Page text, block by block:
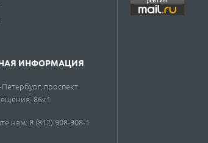
ИНФОРМАЦИЯ
проспект
86к1
нам: 8 (812) 908-908-1